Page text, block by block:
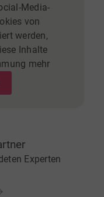
Media-
von
werden,
Inhalte
mehr
Experten